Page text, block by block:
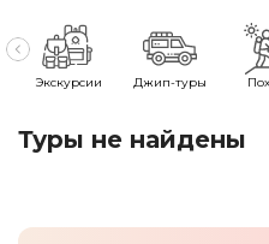
Экскурсии Джип-туры
Туры не найдены